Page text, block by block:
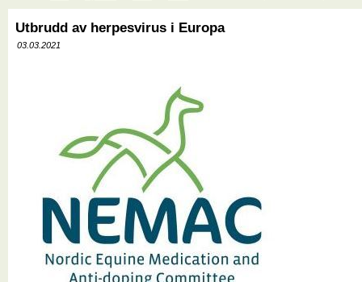
Utbrudd av herpesvirus i Europa
03.03.2021